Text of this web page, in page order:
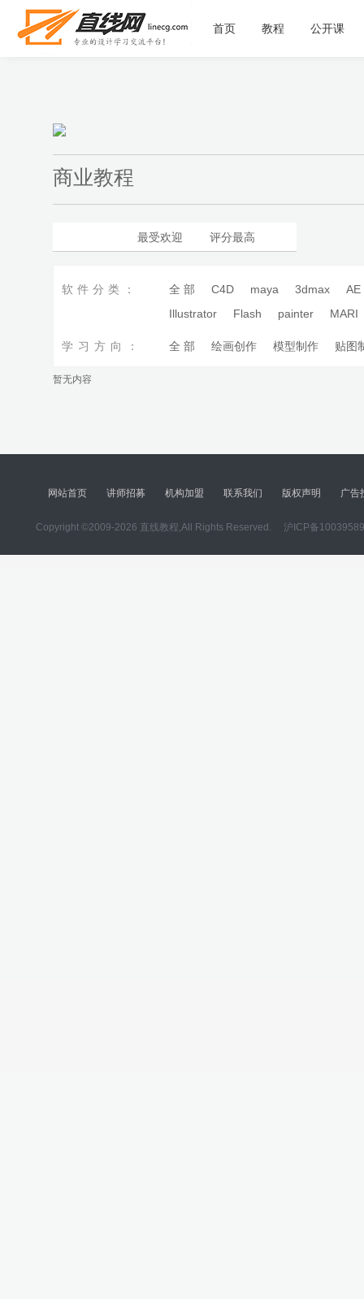
首页 教程 公开课
商业教程
最受欢迎 评分最高
软件分类： 全 部 C4D maya 3dmax
AE
Illustrator
Flash painter MARI
学习方向： 全 部 绘画创作 模型制作 贴图
暂无内容
网站首页 讲师招募 机构加盟 联系我们 版权声明 广告
Copyright ©2009-2026 直线教程,All Rights Reserved. 沪ICP备